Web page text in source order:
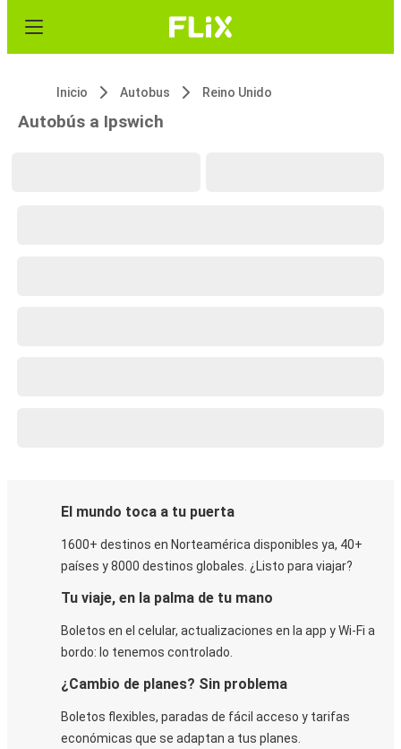
Inicio Autobus Reino Unido
Autobús a Ipswich
El mundo toca a tu puerta
1600+ destinos en Norteamérica disponibles ya, 40+
países y 8000 destinos globales. ¿Listo para viajar?
Tu viaje, en la palma de tu mano
Boletos en el celular, actualizaciones en la app y Wi-Fi a
bordo: lo tenemos controlado.
¿Cambio de planes? Sin problema
Boletos flexibles, paradas de fácil acceso y tarifas
económicas que se adaptan a tus planes.